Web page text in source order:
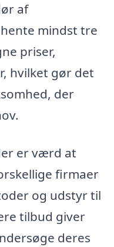
af
mindst tre
priser,
hvilket gør det
der
er værd at
firmaer
og udstyr til
tilbud giver
deres